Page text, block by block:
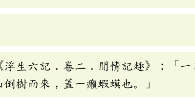
生六記．卷二．閒情記趣》：「
樹而來，蓋一癩蝦蟆也。」